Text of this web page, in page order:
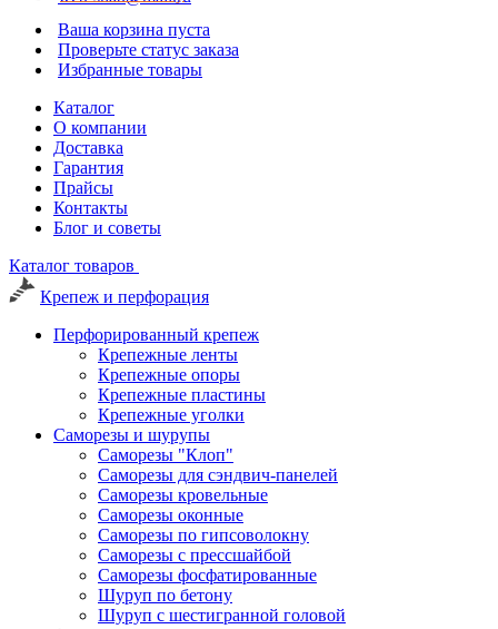
Ваша корзина пуста
Проверьте статус заказа
Избранные товары
Каталог
О компании
Доставка
Гарантия
Прайсы
Контакты
Блог и советы
Каталог товаров
Крепеж и перфорация
Перфорированный крепеж
Крепежные ленты
Крепежные опоры
Крепежные пластины
Крепежные уголки
Саморезы и шурупы
Саморезы "Клоп"
Саморезы для сэндвич-панелей
Саморезы кровельные
Саморезы оконные
Саморезы по гипсоволокну
Саморезы с прессшайбой
Саморезы фосфатированные
Шуруп по бетону
Шуруп с шестигранной головой